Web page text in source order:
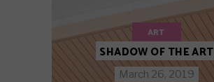
ART
SHADOW OF THE ART
March 26, 2019